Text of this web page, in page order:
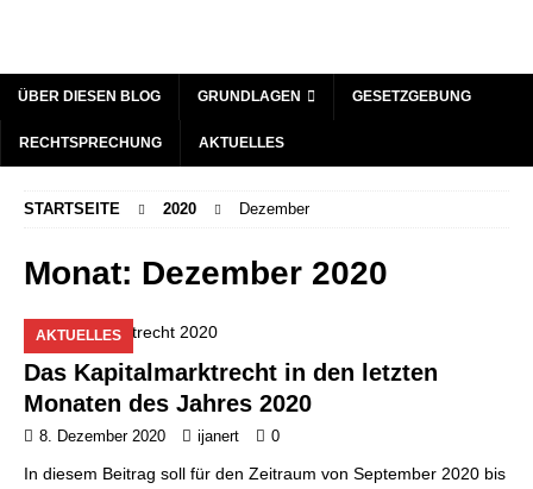
ÜBER DIESEN BLOG GRUNDLAGEN GESETZGEBUNG
RECHTSPRECHUNG AKTUELLES
STARTSEITE 2020 Dezember
Monat: Dezember 2020
AKTUELLES
Das Kapitalmarktrecht in den letzten
Monaten des Jahres 2020
8. Dezember 2020 ijanert 0
In diesem Beitrag soll für den Zeitraum von September 2020 bis